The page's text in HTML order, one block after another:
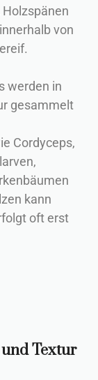
von
werden in
gesammelt
Cordyceps,
kann
oft erst
Textur